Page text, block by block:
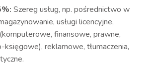
Szereg usług, np. pośrednictwo w
usługi licencyjne,
finansowe, prawne,
księgowe), reklamowe, tłumaczenia,